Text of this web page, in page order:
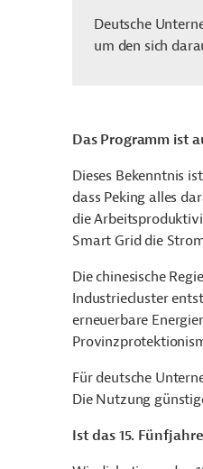
Deutsche
um den sich
Das Programm ist
Dieses Bekenntnis
dass Peking alles
die
Smart Grid die
Die chinesische
Industriecluster
erneuerbare
Für deutsche
Die Nutzung
Ist das 15.